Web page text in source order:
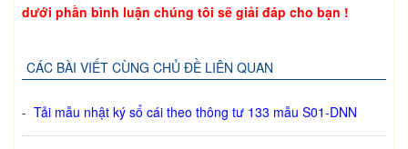
dưới phần bình luận chúng tôi sẽ giải đáp cho bạn !
CÁC BÀI VIẾT CÙNG CHỦ ĐỀ LIÊN QUAN
- Tải mẫu nhật ký sổ cái theo thông tư 133 mẫu S01-DNN